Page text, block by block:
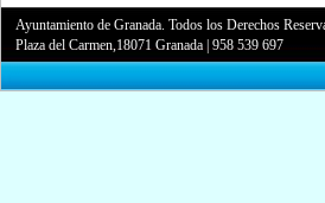
Ayuntamiento de Granada. Todos los Derechos
Plaza del Carmen,18071 Granada |958 539 697